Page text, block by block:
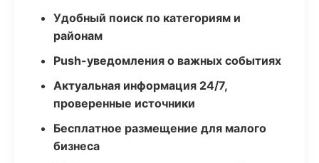
Удобный поиск по категориям и
районам
Push-уведомления о важных событиях
Актуальная информация 24/7,
проверенные источники
Бесплатное размещение для малого
бизнеса